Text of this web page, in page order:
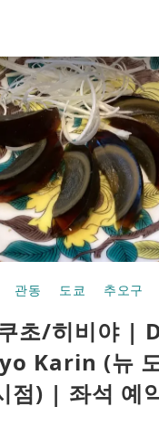
관동 도쿄 추오구
초/히비야 |
Karin (뉴
점) | 좌석 예